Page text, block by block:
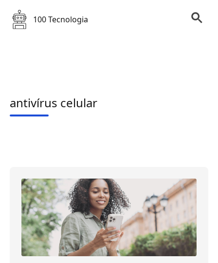
100 Tecnologia
antivírus celular